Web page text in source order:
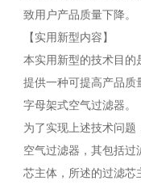
致用户产品质量下降。
【实用新型内容】
本实用新型的技术目的
提供一种可提高产品质
字母架式空气过滤器。
为了实现上述技术问
空气过滤器，其包括
芯主体，所述的过滤芯